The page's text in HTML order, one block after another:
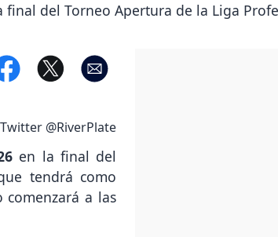
del Torneo Apertura de la Liga
@RiverPlate
en la final del
tendrá como
comenzará a las